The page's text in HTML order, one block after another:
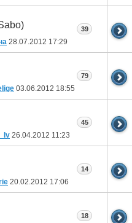
28.07.2012 17:29
39
03.06.2012 18:55
79
26.04.2012 11:23
45
20.02.2012 17:06
14
18